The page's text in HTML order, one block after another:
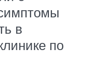
в
по